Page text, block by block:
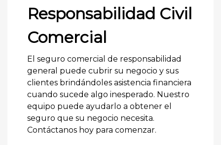
Responsabilidad Civil
Comercial
El seguro comercial de responsabilidad
general puede cubrir su negocio y sus
clientes brindándoles asistencia financiera
cuando sucede algo inesperado. Nuestro
equipo puede ayudarlo a obtener el
seguro que su negocio necesita.
Contáctanos hoy para comenzar.